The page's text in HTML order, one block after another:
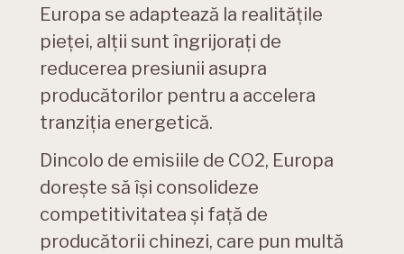
Europa se adaptează la realitățile
pieței, alții sunt îngrijorați de
reducerea presiunii asupra
producătorilor pentru a accelera
tranziția energetică.
Dincolo de emisiile de CO2, Europa
dorește să își consolideze
competitivitatea și față de
producătorii chinezi, care pun multă